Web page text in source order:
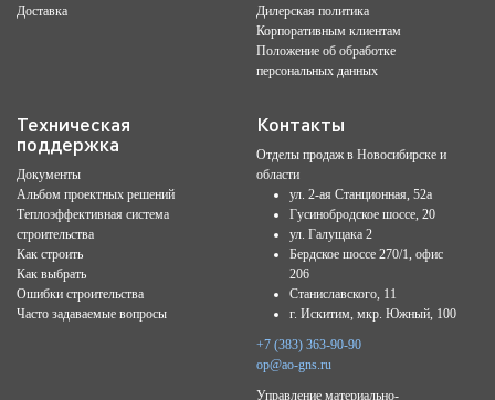
Доставка
Дилерская политика
Корпоративным клиентам
Положение об обработке
персональных данных
Техническая
поддержка
Документы
Альбом проектных решений
Теплоэффективная система
строительства
Как строить
Как выбрать
Ошибки строительства
Часто задаваемые вопросы
Контакты
Отделы продаж в Новосибирске и
области
ул. 2-ая Станционная, 52а
Гусинобродское шоссе, 20
ул. Галущака 2
Бердское шоссе 270/1, офис
206
Станиславского, 11
г. Искитим, мкр. Южный, 100
+7 (383) 363-90-90
op@ao-gns.ru
Управление материально-